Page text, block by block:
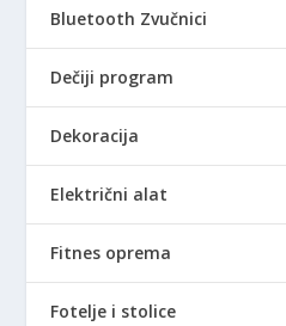
Bluetooth Zvučnici
Dečiji program
Dekoracija
Električni alat
Fitnes oprema
Fotelje i stolice